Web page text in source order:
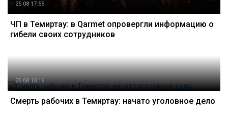
25.08 17:55
ЧП в Темиртау: в Qarmet опровергли информацию о
гибели своих сотрудников
25.08 15:16
Смерть рабочих в Темиртау: начато уголовное дело